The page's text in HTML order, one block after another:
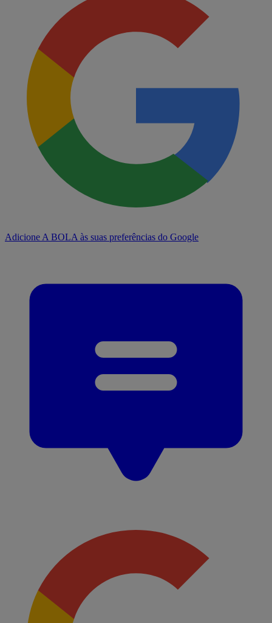
Adicione A BOLA às suas preferências do Google